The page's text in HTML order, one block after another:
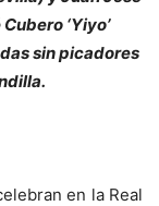
‘Yiyo’
sin picadores
en la Real